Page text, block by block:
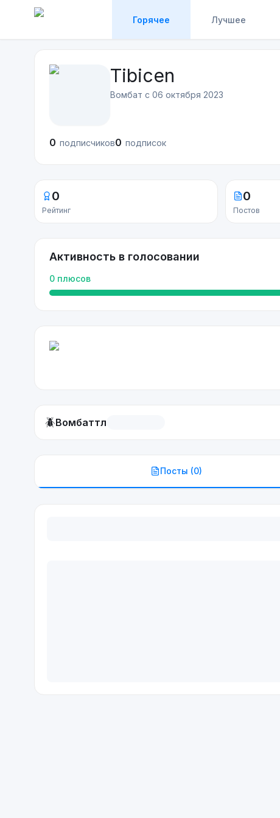
Горячее Лучшее
Tibicen
Вомбат с 06 октября 2023
0 подписчиков0 подписок
0
Рейтинг
0
Постов
Активность в голосовании
0 плюсов
🪲Вомбаттл
Посты (0)